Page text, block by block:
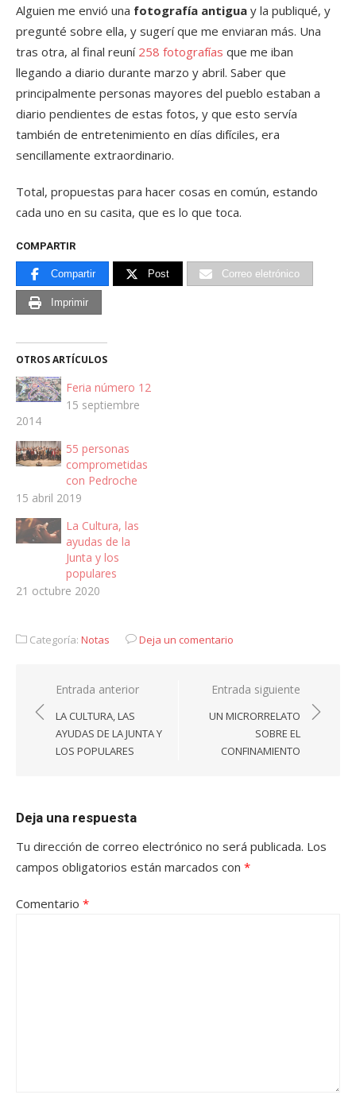
Alguien me envió una fotografía antigua y la publiqué, y
pregunté sobre ella, y sugerí que me enviaran más. Una
tras otra, al final reuní 258 fotografías que me iban
llegando a diario durante marzo y abril. Saber que
principalmente personas mayores del pueblo estaban a
diario pendientes de estas fotos, y que esto servía
también de entretenimiento en días difíciles, era
sencillamente extraordinario.
Total, propuestas para hacer cosas en común, estando
cada uno en su casita, que es lo que toca.
COMPARTIR
Compartir Post Correo eletrónico
Imprimir
OTROS ARTÍCULOS
Feria número 12
15 septiembre
2014
55 personas
comprometidas
con Pedroche
15 abril 2019
La Cultura, las
ayudas de la
Junta y los
populares
21 octubre 2020
Categoría: Notas Deja un comentario
Navegación
de
entradas
Entrada anterior
LA CULTURA, LAS
AYUDAS DE LA JUNTA Y
LOS POPULARES
Entrada siguiente
UN MICRORRELATO
SOBRE EL
CONFINAMIENTO
Deja una respuesta
Tu dirección de correo electrónico no será publicada. Los
campos obligatorios están marcados con *
Comentario *